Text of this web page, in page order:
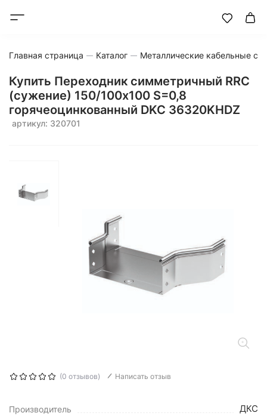
Главная страница Каталог Металлические кабельные
Купить Переходник симметричный RRC
(сужение) 150/100х100 S=0,8
горячеоцинкованный DKC 36320KHDZ
артикул: 320701
(0 отзывов) Написать отзыв
Производитель ДКС